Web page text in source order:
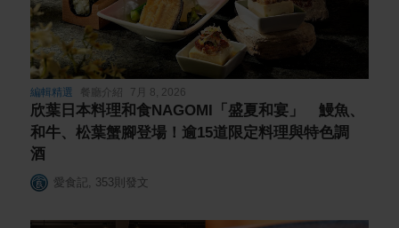
編輯精選 餐廳介紹 7月 8, 2026
欣葉日本料理和食NAGOMI「盛夏和宴」 鰻魚、
和牛、松葉蟹腳登場！逾15道限定料理與特色調
酒
愛食記, 353 則發文